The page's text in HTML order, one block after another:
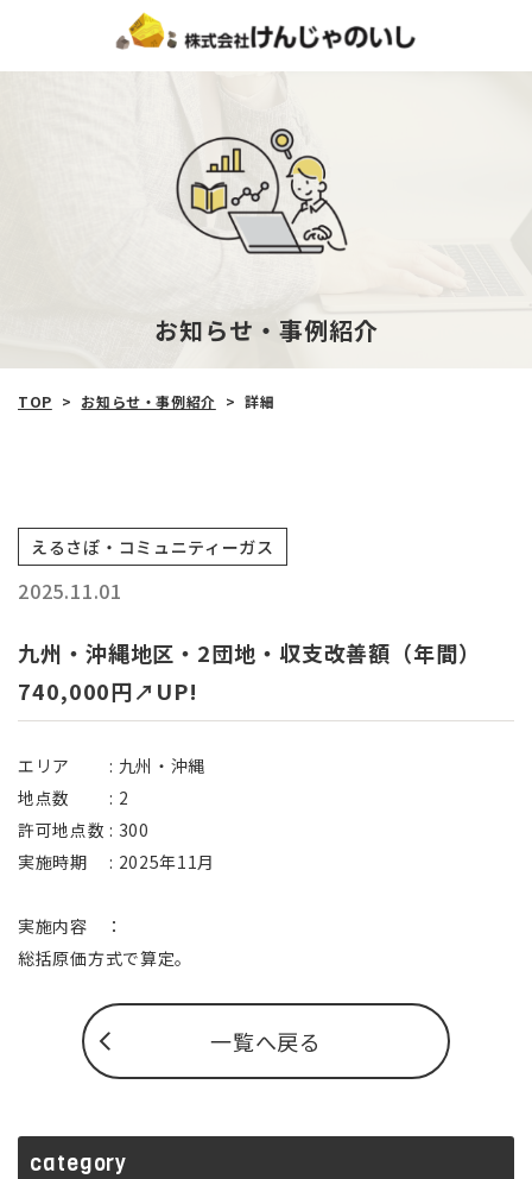
お知らせ‧事例紹介
TOP > お知らせ‧事例紹介 > 詳細
2025.11.01
えるさぽ・コミュニティーガス
九州・沖縄地区・2団地・収支改善額（年間）
740,000円↗UP!
エリア : 九州・沖縄
地点数 : 2
許可地点数 : 300
実施時期 : 2025年11月
実施内容 ：
総括原価方式で算定。
一覧へ戻る
category